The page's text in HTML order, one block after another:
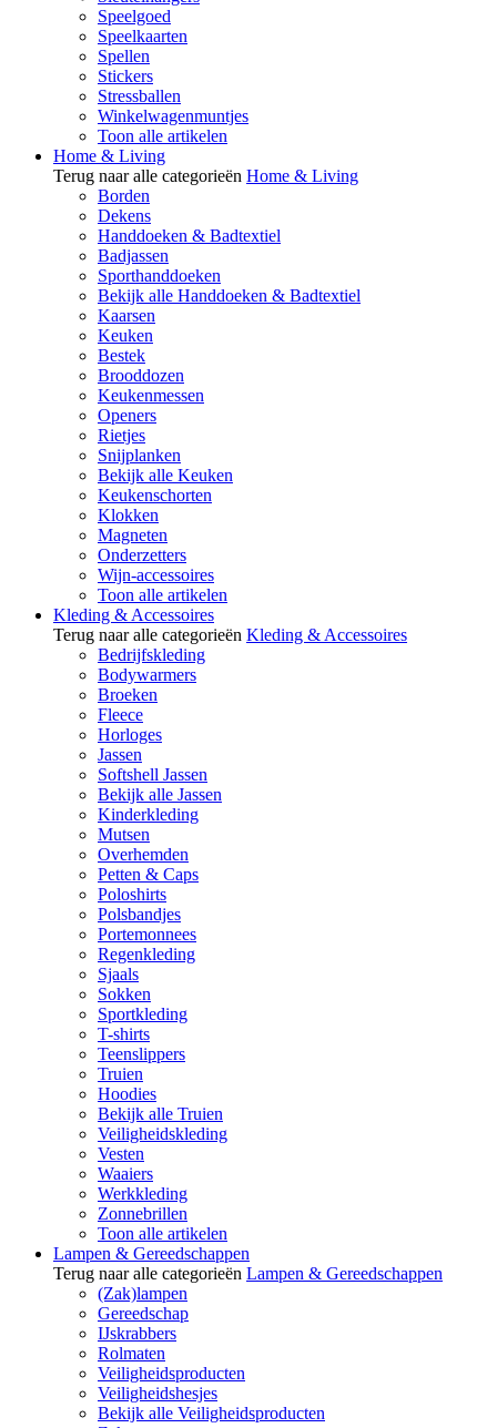
Speelgoed
Speelkaarten
Spellen
Stickers
Stressballen
Winkelwagenmuntjes
Toon alle artikelen
Home & Living
Terug naar alle categorieën Home & Living
Borden
Dekens
Handdoeken & Badtextiel
Badjassen
Sporthanddoeken
Bekijk alle Handdoeken & Badtextiel
Kaarsen
Keuken
Bestek
Brooddozen
Keukenmessen
Openers
Rietjes
Snijplanken
Bekijk alle Keuken
Keukenschorten
Klokken
Magneten
Onderzetters
Wijn-accessoires
Toon alle artikelen
Kleding & Accessoires
Terug naar alle categorieën Kleding & Accessoires
Bedrijfskleding
Bodywarmers
Broeken
Fleece
Horloges
Jassen
Softshell Jassen
Bekijk alle Jassen
Kinderkleding
Mutsen
Overhemden
Petten & Caps
Poloshirts
Polsbandjes
Portemonnees
Regenkleding
Sjaals
Sokken
Sportkleding
T-shirts
Teenslippers
Truien
Hoodies
Bekijk alle Truien
Veiligheidskleding
Vesten
Waaiers
Werkkleding
Zonnebrillen
Toon alle artikelen
Lampen & Gereedschappen
Terug naar alle categorieën Lampen & Gereedschappen
(Zak)lampen
Gereedschap
IJskrabbers
Rolmaten
Veiligheidsproducten
Veiligheidshesjes
Bekijk alle Veiligheidsproducten